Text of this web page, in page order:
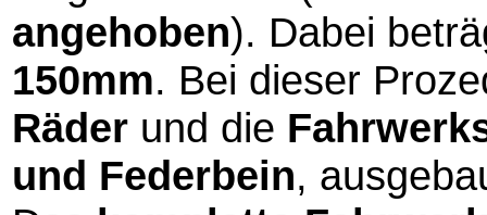
angehoben). Dabei
150mm. Bei dieser
Räder und die
und Federbein,